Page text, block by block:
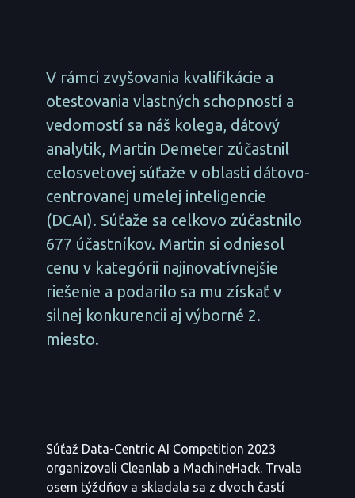
V rámci zvyšovania kvalifikácie a
otestovania vlastných schopností a
vedomostí sa náš kolega, dátový
analytik, Martin Demeter zúčastnil
celosvetovej súťaže v oblasti dátovo-
centrovanej umelej inteligencie
(DCAI). Súťaže sa celkovo zúčastnilo
677 účastníkov. Martin si odniesol
cenu v kategórii najinovatívnejšie
riešenie a podarilo sa mu získať v
silnej konkurencii aj výborné 2.
miesto.
Súťaž Data-Centric AI Competition 2023
organizovali Cleanlab a MachineHack. Trvala
osem týždňov a skladala sa z dvoch častí